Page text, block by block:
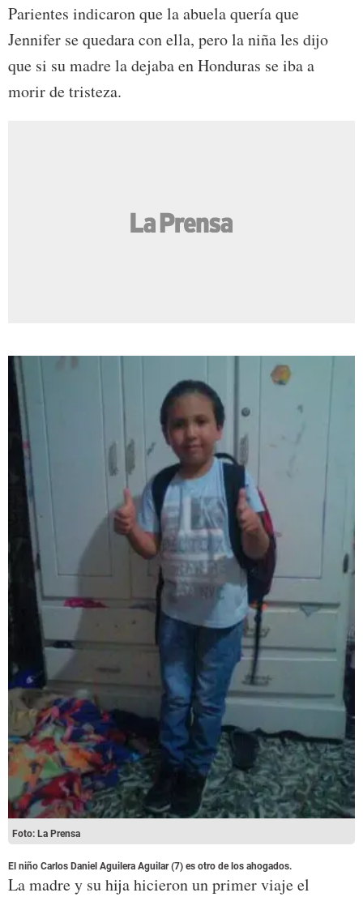
Parientes indicaron que la abuela quería que
Jennifer se quedara con ella, pero la niña les dijo
que si su madre la dejaba en Honduras se iba a
morir de tristeza.
Foto: La Prensa
El niño Carlos Daniel Aguilera Aguilar (7) es otro de los ahogados.
La madre y su hija hicieron un primer viaje el